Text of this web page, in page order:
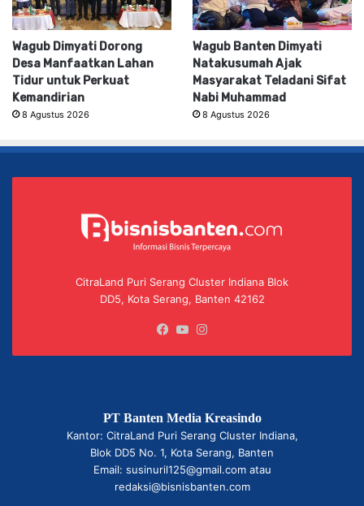
Wagub Dimyati Dorong
Desa Manfaatkan Lahan
Tidur untuk Perkuat
Kemandirian
8 Agustus 2026
Wagub Banten Dimyati
Natakusumah Ajak
Masyarakat Teladani Sifat
Nabi Muhammad
8 Agustus 2026
CitraLand Puri Serang Cluster Indiana Blok
DD5, Kota Serang, Banten 42162
Facebook
YouTube
PT Banten Media Kreasindo
Kantor: CitraLand Puri Serang Cluster Indiana,
Blok DD5 No. 1, Kota Serang, Banten
Email: susinuril125@gmail.com atau
redaksi@bisnisbanten.com